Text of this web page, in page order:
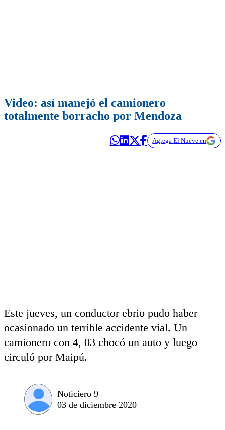
Video: así manejó el camionero
totalmente borracho por Mendoza
Agrega El Nueve en
Este jueves, un conductor ebrio pudo haber
ocasionado un terrible accidente vial. Un
camionero con 4, 03 chocó un auto y luego
circuló por Maipú.
Noticiero 9
03 de diciembre 2020